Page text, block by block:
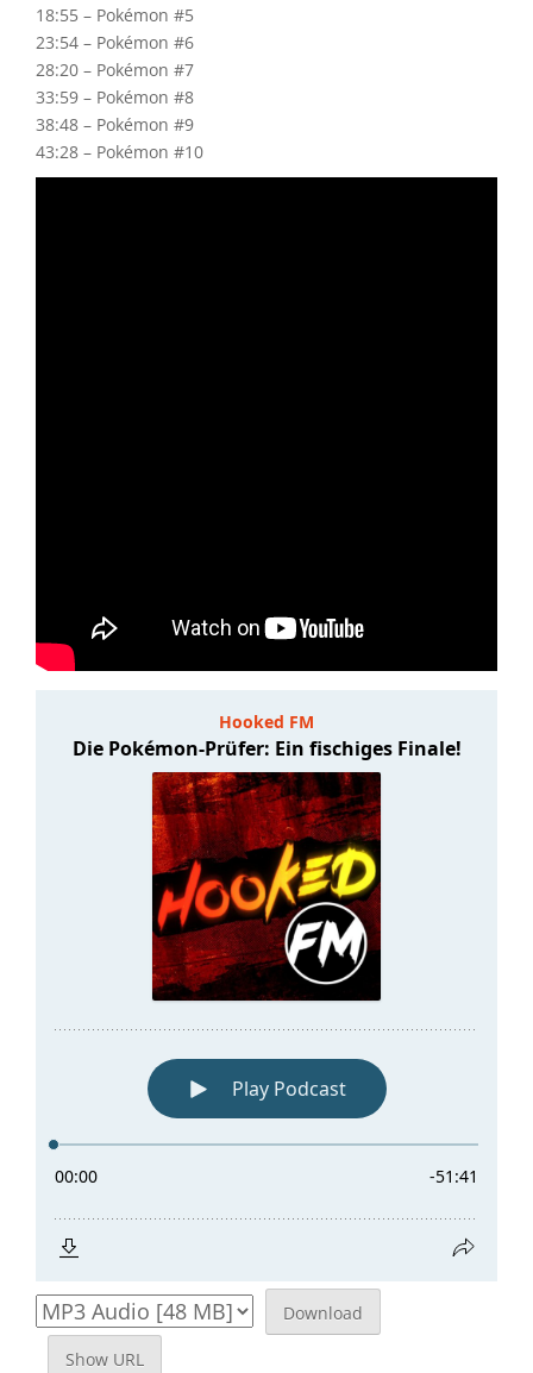
18:55 – Pokémon #5
23:54 – Pokémon #6
28:20 – Pokémon #7
33:59 – Pokémon #8
38:48 – Pokémon #9
43:28 – Pokémon #10
Download
Show URL